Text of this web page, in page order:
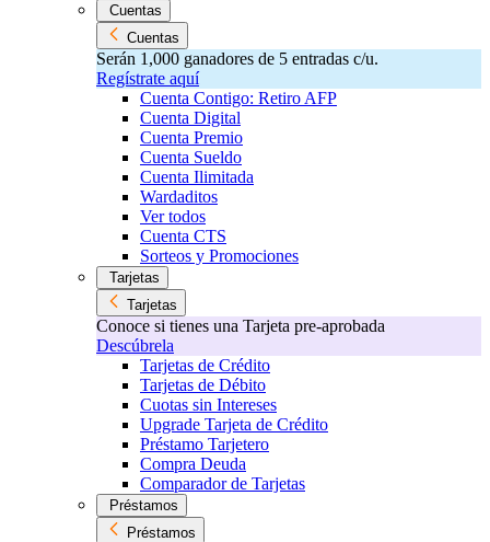
Cuentas
Cuentas
Serán 1,000 ganadores de 5 entradas c/u.
Regístrate aquí
Cuenta Contigo: Retiro AFP
Cuenta Digital
Cuenta Premio
Cuenta Sueldo
Cuenta Ilimitada
Wardaditos
Ver todos
Cuenta CTS
Sorteos y Promociones
Tarjetas
Tarjetas
Conoce si tienes una Tarjeta pre-aprobada
Descúbrela
Tarjetas de Crédito
Tarjetas de Débito
Cuotas sin Intereses
Upgrade Tarjeta de Crédito
Préstamo Tarjetero
Compra Deuda
Comparador de Tarjetas
Préstamos
Préstamos